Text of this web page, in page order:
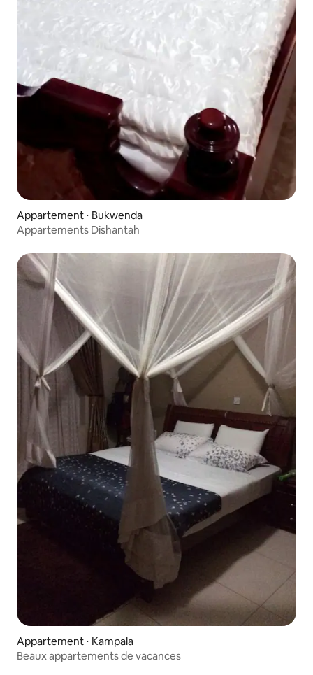
Appartement ⋅ Bukwenda
Appartements Dishantah
Appartement ⋅ Kampala
Beaux appartements de vacances